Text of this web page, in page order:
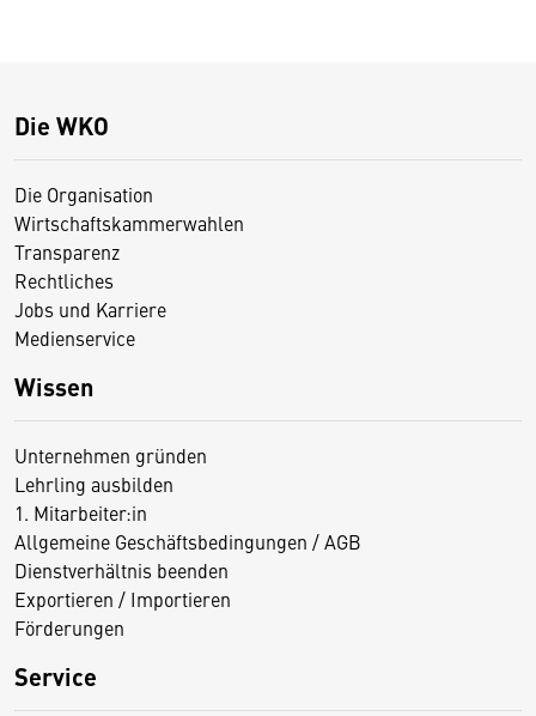
Die WKO
Die Organisation
Wirtschaftskammerwahlen
Transparenz
Rechtliches
Jobs und Karriere
Medienservice
Wissen
Unternehmen gründen
Lehrling ausbilden
1. Mitarbeiter:in
Allgemeine Geschäftsbedingungen / AGB
Dienstverhältnis beenden
Exportieren / Importieren
Förderungen
Service